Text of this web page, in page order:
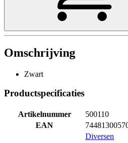
Omschrijving
Zwart
Productspecificaties
Artikelnummer
500110
EAN
Diversen